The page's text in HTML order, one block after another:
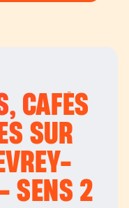
CAFÉS
SUR
SENS 2